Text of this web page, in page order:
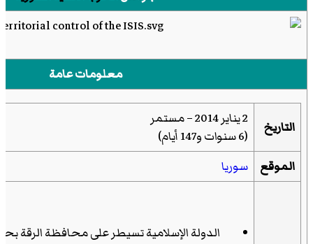
معلومات عامة
التاريخ
2 يناير 2014 – مستمر
(6 سنوات و147 أيام)
الموقع
سوريا
الدولة الإسلامية تسيطر على محافظة الرقة بحلول